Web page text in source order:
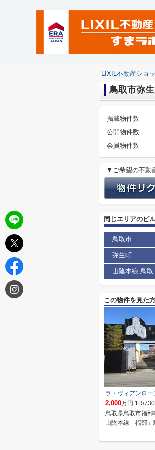
LIXIL不動産ショ
鳥取市弥
掲載物件数
公開物件数
会員物件数
▼ご希望の不動
同じエリアのビ
鳥取市
弥生町
山陰本線 鳥取
この物件を見た
ラ・ヴィアンロー
2,000万円 1R/
鳥取県鳥取市福部
山陰本線「福部